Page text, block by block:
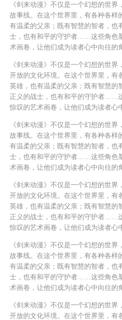
《剑来动漫》不仅是一个幻想的世
故事线。在这个世界里，有各种各样
有温柔的父亲；既有智慧的智者，也
士，也有和平的守护者……这些角色
术画卷，让他们成为读者心中向往的
《剑来动漫》不仅是一个幻想的世
开放的文化环境。在这个世界里，有
英雄，也有温柔的父亲；既有智慧的
正义的战士，也有和平的守护者……
惊叹的艺术画卷，让他们成为读者心
《剑来动漫》不仅是一个幻想的世
故事线。在这个世界里，有各种各样
有温柔的父亲；既有智慧的智者，也
士，也有和平的守护者……这些角色
术画卷，让他们成为读者心中向往的
《剑来动漫》不仅是一个幻想的世
开放的文化环境。在这个世界里，有
英雄，也有温柔的父亲；既有智慧的
正义的战士，也有和平的守护者……
惊叹的艺术画卷，让他们成为读者心
《剑来动漫》不仅是一个幻想的世
故事线。在这个世界里，有各种各样
有温柔的父亲；既有智慧的智者，也
士，也有和平的守护者……这些角色
术画卷，让他们成为读者心中向往的
《剑来动漫》不仅是一个幻想的世
开放的文化环境。在这个世界里，有